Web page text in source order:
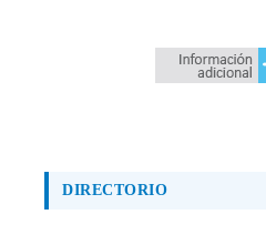
DIRECTORIO